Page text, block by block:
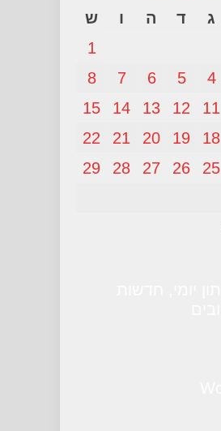
ג ד ה ו ש
1
4
5
6
7
8
11
12
13
14
15
18
19
20
21
22
25
26
27
28
29